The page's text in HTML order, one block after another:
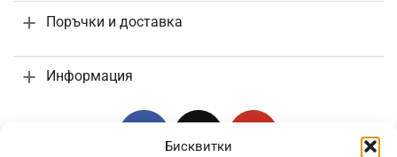
Бисквитки
Поръчки и доставка
Информация